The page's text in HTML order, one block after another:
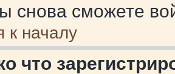
снова сможете
к началу
что